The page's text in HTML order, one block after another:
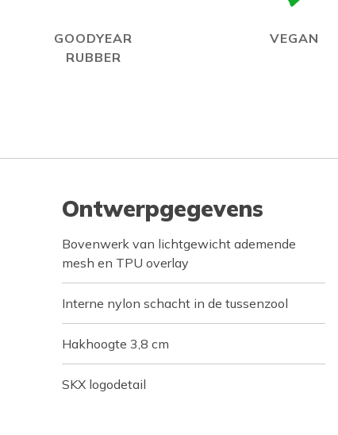
GOODYEAR
RUBBER
VEGAN
Ontwerpgegevens
Bovenwerk van lichtgewicht ademende
mesh en TPU overlay
Interne nylon schacht in de tussenzool
Hakhoogte 3,8 cm
SKX logodetail